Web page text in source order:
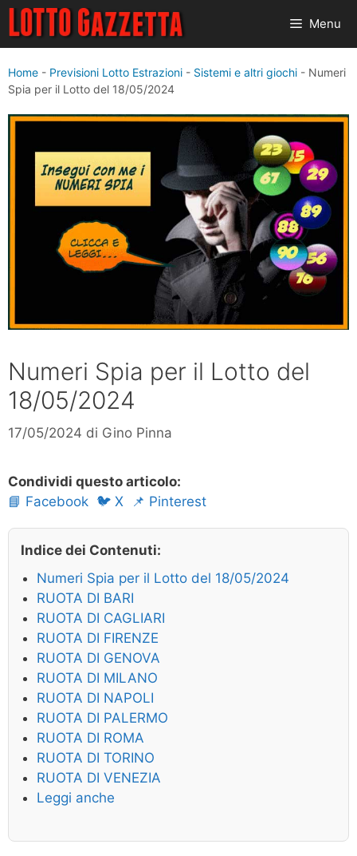
Vai
contenuto
Menu
Home - Previsioni Lotto Estrazioni - Sistemi e altri giochi - Numeri
Spia per il Lotto del 18/05/2024
Numeri Spia per il Lotto del
18/05/2024
17/05/2024 di Gino Pinna
Condividi questo articolo:
📘 Facebook 🐦 X 📌 Pinterest
Indice dei Contenuti:
Numeri Spia per il Lotto del 18/05/2024
RUOTA DI BARI
RUOTA DI CAGLIARI
RUOTA DI FIRENZE
RUOTA DI GENOVA
RUOTA DI MILANO
RUOTA DI NAPOLI
RUOTA DI PALERMO
RUOTA DI ROMA
RUOTA DI TORINO
RUOTA DI VENEZIA
Leggi anche